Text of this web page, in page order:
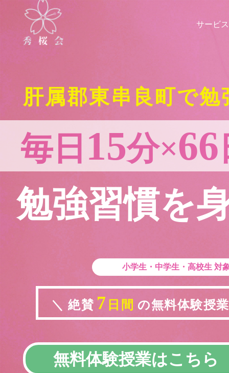
サービス
肝属郡東串良町で
毎日 15分×66
勉強習慣を
小学生・中学生・高校生 対
＼ 絶賛 7 日間 の無料体験授
無料体験授業はこちら